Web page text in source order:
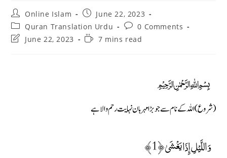
Post
author:
Online Islam
Post
published:
June 22, 2023
Post
category:
Quran Translation Urdu
Post
comments:
0 Comments
PostJune 22, 2023
Reading7 mins read
﷽
(شروع) اللہ کے نام سے جو بڑا مہربان نہایت رحم والا ہے
وَاللَّيْلِ إِذَا يَغْشَىٰ ﴿1﴾